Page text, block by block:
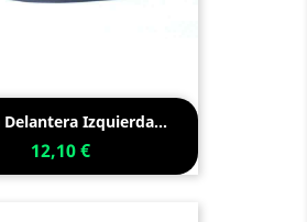
Delantera Izquierda...
12,10 €